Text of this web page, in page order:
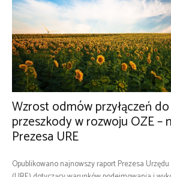
Wzrost odmów przyłączeń
przeszkody w rozwoju OZE –
Prezesa URE
Opublikowano najnowszy raport Prezesa